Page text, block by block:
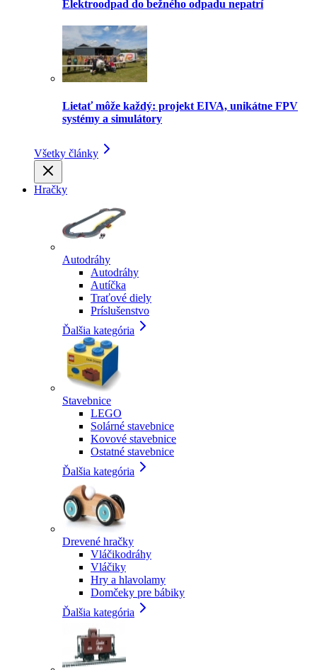
Elektroodpad do bežného odpadu nepatrí
Lietať môže každý: projekt EIVA, unikátne FPV
systémy a simulátory
Všetky články
Hračky
Autodráhy
Autodráhy
Autíčka
Traťové diely
Príslušenstvo
Ďalšia kategória
Stavebnice
LEGO
Solárné stavebnice
Kovové stavebnice
Ostatné stavebnice
Ďalšia kategória
Drevené hračky
Vláčikodráhy
Vláčiky
Hry a hlavolamy
Domčeky pre bábiky
Ďalšia kategória